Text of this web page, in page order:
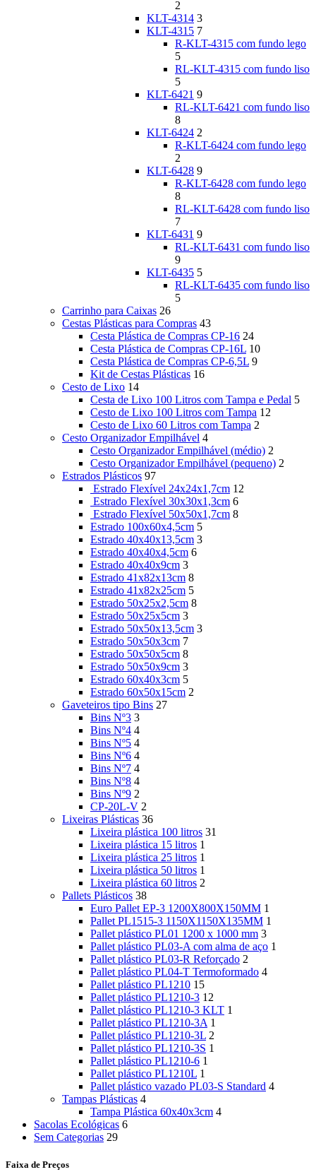
2
KLT-4314 3
KLT-4315 7
R-KLT-4315 com fundo lego
5
RL-KLT-4315 com fundo liso
5
KLT-6421 9
RL-KLT-6421 com fundo liso
8
KLT-6424 2
R-KLT-6424 com fundo lego
2
KLT-6428 9
R-KLT-6428 com fundo lego
8
RL-KLT-6428 com fundo liso
7
KLT-6431 9
RL-KLT-6431 com fundo liso
9
KLT-6435 5
RL-KLT-6435 com fundo liso
5
Carrinho para Caixas 26
Cestas Plásticas para Compras 43
Cesta Plástica de Compras CP-16 24
Cesta Plástica de Compras CP-16L 10
Cesta Plástica de Compras CP-6,5L 9
Kit de Cestas Plásticas 16
Cesto de Lixo 14
Cesta de Lixo 100 Litros com Tampa e Pedal 5
Cesto de Lixo 100 Litros com Tampa 12
Cesto de Lixo 60 Litros com Tampa 2
Cesto Organizador Empilhável 4
Cesto Organizador Empilhável (médio) 2
Cesto Organizador Empilhável (pequeno) 2
Estrados Plásticos 97
Estrado Flexível 24x24x1,7cm 12
Estrado Flexível 30x30x1,3cm 6
Estrado Flexível 50x50x1,7cm 8
Estrado 100x60x4,5cm 5
Estrado 40x40x13,5cm 3
Estrado 40x40x4,5cm 6
Estrado 40x40x9cm 3
Estrado 41x82x13cm 8
Estrado 41x82x25cm 5
Estrado 50x25x2,5cm 8
Estrado 50x25x5cm 3
Estrado 50x50x13,5cm 3
Estrado 50x50x3cm 7
Estrado 50x50x5cm 8
Estrado 50x50x9cm 3
Estrado 60x40x3cm 5
Estrado 60x50x15cm 2
Gaveteiros tipo Bins 27
Bins Nº3 3
Bins Nº4 4
Bins Nº5 4
Bins Nº6 4
Bins Nº7 4
Bins Nº8 4
Bins Nº9 2
CP-20L-V 2
Lixeiras Plásticas 36
Lixeira plástica 100 litros 31
Lixeira plástica 15 litros 1
Lixeira plástica 25 litros 1
Lixeira plástica 50 litros 1
Lixeira plástica 60 litros 2
Pallets Plásticos 38
Euro Pallet EP-3 1200X800X150MM 1
Pallet PL1515-3 1150X1150X135MM 1
Pallet plástico PL01 1200 x 1000 mm 3
Pallet plástico PL03-A com alma de aço 1
Pallet plástico PL03-R Reforçado 2
Pallet plástico PL04-T Termoformado 4
Pallet plástico PL1210 15
Pallet plástico PL1210-3 12
Pallet plástico PL1210-3 KLT 1
Pallet plástico PL1210-3A 1
Pallet plástico PL1210-3L 2
Pallet plástico PL1210-3S 1
Pallet plástico PL1210-6 1
Pallet plástico PL1210L 1
Pallet plástico vazado PL03-S Standard 4
Tampas Plásticas 4
Tampa Plástica 60x40x3cm 4
Sacolas Ecológicas 6
Sem Categorias 29
Faixa de Preços